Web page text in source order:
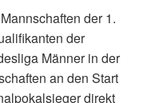
der 1.
der
Männer in der
an den Start
direkt